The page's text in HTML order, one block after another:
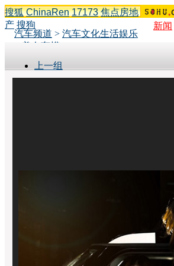
搜狐 ChinaRen 17173 焦点房地
产 搜狗 新闻
汽车频道 > 汽车文化生活娱乐
美女车模
上一组